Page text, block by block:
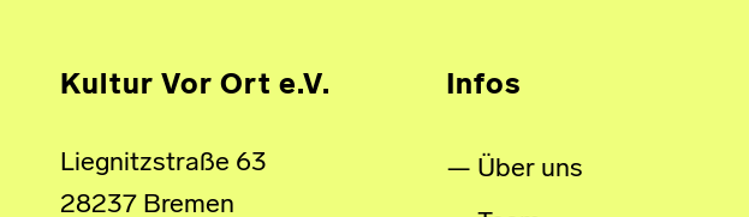
Kultur Vor Ort e.V.
Liegnitzstraße 63
28237 Bremen
Infos
Über uns